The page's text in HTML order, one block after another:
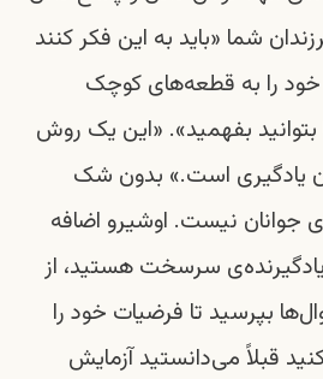
شما «باید به این فکر کنند
را به قطعه‌های کوچک
بفهمید». «این یک روش
یادگیری است.» بدون شک
جوانان نیست. اوشیرو اضافه
سرسخت هستید، از
بپرسید تا فرضیات خود را
قبلاً می‌دانستید آزمایش